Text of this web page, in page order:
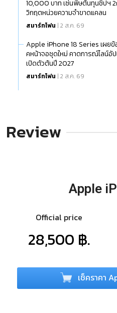
10,000 บาท เซ่นพิษต้นทุนชิปฯ
วิกฤตหน่วยความจำขาดแคลน
สมาร์ทโฟน | 2 ส.ค. 69
Apple iPhone 18 Series เผยข้
คหน้าจอชุดใหม่ คาดการณ์ไลน์อั
เปิดตัวต้นปี 2027
สมาร์ทโฟน | 2 ส.ค. 69
Review
Apple
Official price
28,500 ฿.
เช็คราคา